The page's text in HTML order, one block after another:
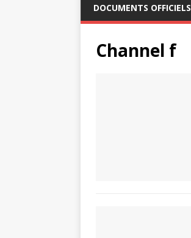
DOCUMENTS OFFICIELS
Channel f